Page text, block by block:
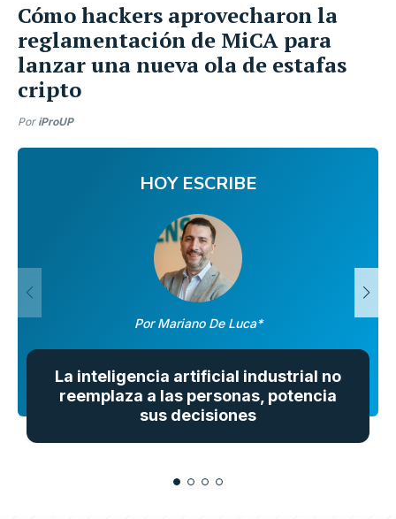
Cómo hackers aprovecharon la
reglamentación de MiCA para
lanzar una nueva ola de estafas
cripto
Por iProUP
La inteligencia artificial industrial no
reemplaza a las personas, potencia
sus decisiones
HOY ESCRIBE
Por Mariano De Luca*